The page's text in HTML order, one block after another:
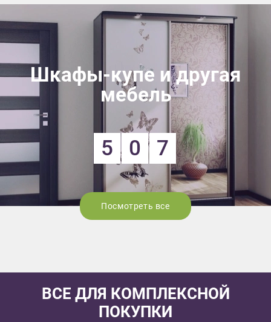
Шкафы-купе и другая
мебель
5 0 7
Посмотреть все
ВСЕ ДЛЯ КОМПЛЕКСНОЙ
ПОКУПКИ